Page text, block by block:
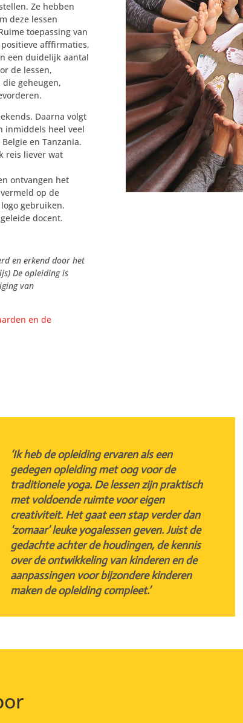
Ze hebben
deze lessen
toepassing van
afffirmaties,
een duidelijk aantal
de lessen,
geheugen,
Daarna volgt
inmiddels heel veel
en Tanzania.
reis liever wat
ontvangen het
op de
gebruiken.
docent.
en erkend door het
De opleiding is
van
en de
‘Ik heb de opleiding ervaren als een
gedegen opleiding met oog voor de
traditionele yoga. De lessen zijn praktisch
met voldoende ruimte voor eigen
creativiteit. Het gaat een stap verder dan
‘zomaar’ leuke yogalessen geven. Juist de
gedachte achter de houdingen, de kennis
over de ontwikkeling van kinderen en de
aanpassingen voor bijzondere kinderen
maken de opleiding compleet.’